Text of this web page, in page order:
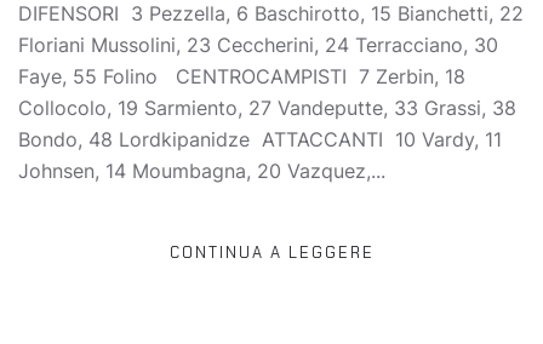
DIFENSORI 3 Pezzella, 6 Baschirotto, 15 Bianchetti, 22
Floriani Mussolini, 23 Ceccherini, 24 Terracciano, 30
Faye, 55 Folino CENTROCAMPISTI 7 Zerbin, 18
Collocolo, 19 Sarmiento, 27 Vandeputte, 33 Grassi, 38
Bondo, 48 Lordkipanidze ATTACCANTI 10 Vardy, 11
Johnsen, 14 Moumbagna, 20 Vazquez,...
CONTINUA A LEGGERE